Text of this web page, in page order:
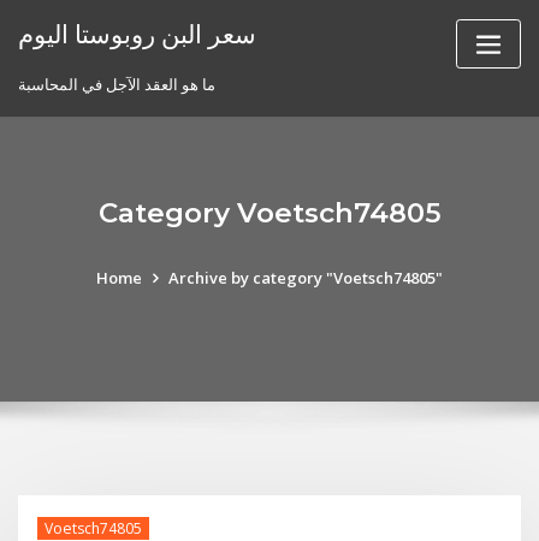
سعر البن روبوستا اليوم
ما هو العقد الآجل في المحاسبة
Category Voetsch74805
Home Archive by category "Voetsch74805"
Voetsch74805